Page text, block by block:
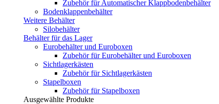
Zubehör für Automatischer Klappbodenbehälter
Bodenklappenbehälter
Weitere Behälter
Silobehälter
Behälter für das Lager
Eurobehälter und Euroboxen
Zubehör für Eurobehälter und Euroboxen
Sichtlagerkästen
Zubehör für Sichtlagerkästen
Stapelboxen
Zubehör für Stapelboxen
Ausgewählte Produkte